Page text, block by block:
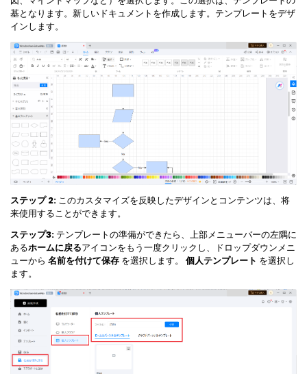
コンセントマップ
ブレインストーミング
メモ取り
動作環境
EdrawMax > EdrawMind >
サポートセンター
無料ダウンロード 購入する
ログイン
検索
基となります。新しいドキュメントを作成します。テンプレートをデザ
インします。
ステップ 2: このカスタマイズを反映したデザインとコンテンツは、将
来使用することができます。
ステップ3: テンプレートの準備ができたら、上部メニューバーの左隅に
あるホームに戻るアイコンをもう一度クリックし、ドロップダウンメニ
ューから 名前を付けて保存 を選択します。 個人テンプレート を選択し
ます。